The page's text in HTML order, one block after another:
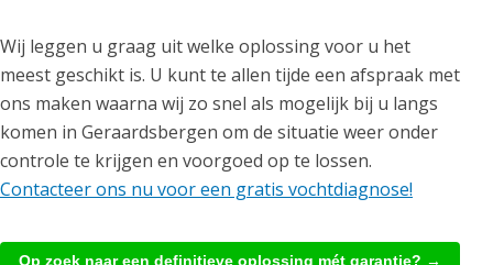
Wij leggen u graag uit welke oplossing voor u het
meest geschikt is. U kunt te allen tijde een afspraak met
ons maken waarna wij zo snel als mogelijk bij u langs
komen in Geraardsbergen om de situatie weer onder
controle te krijgen en voorgoed op te lossen.
Contacteer ons nu voor een gratis vochtdiagnose!
Op zoek naar een definitieve oplossing mét garantie? →